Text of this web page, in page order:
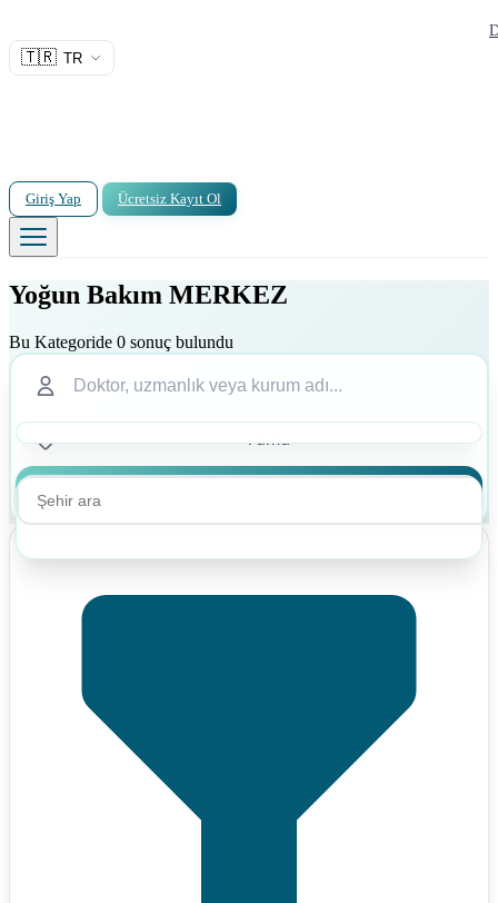
🇹🇷 TR
Giriş Yap Ücretsiz Kayıt Ol
Yoğun Bakım MERKEZ
Bu Kategoride 0 sonuç bulundu